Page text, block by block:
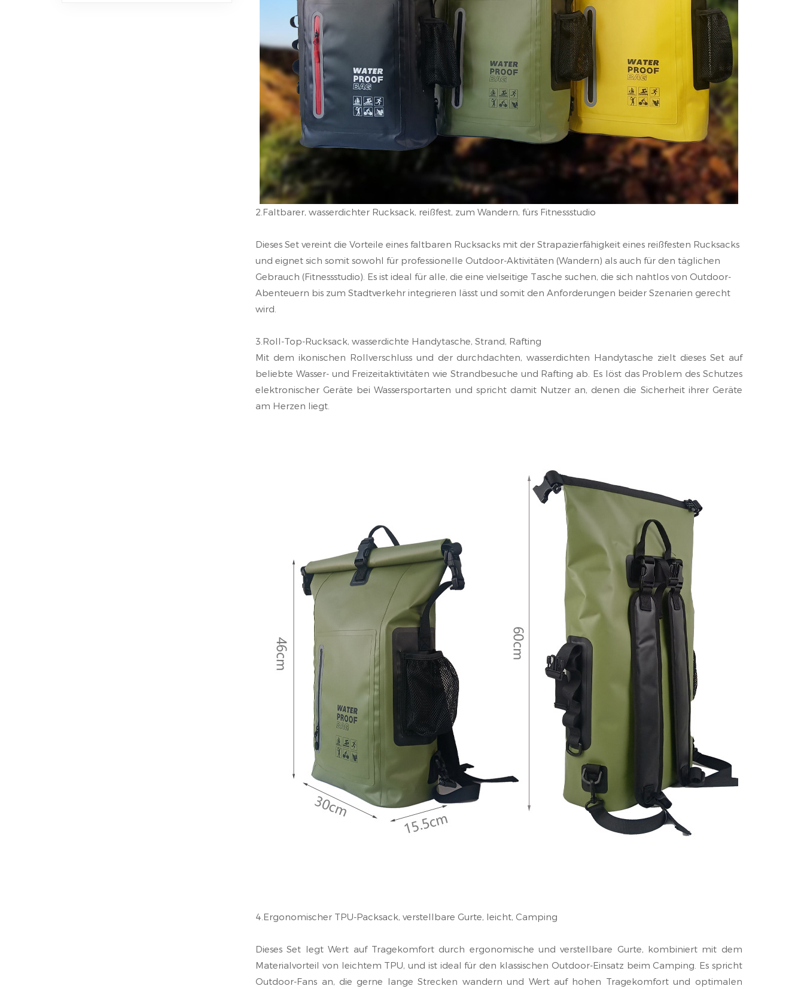
2.Faltbarer, wasserdichter Rucksack, reißfest, zum Wandern, fürs Fitnessstudio
Dieses Set vereint die Vorteile eines faltbaren Rucksacks mit der Strapazierfähigkeit eines reißfesten Rucksacks
und eignet sich somit sowohl für professionelle Outdoor-Aktivitäten (Wandern) als auch für den täglichen
Gebrauch (Fitnessstudio). Es ist ideal für alle, die eine vielseitige Tasche suchen, die sich nahtlos von Outdoor-
Abenteuern bis zum Stadtverkehr integrieren lässt und somit den Anforderungen beider Szenarien gerecht
wird.
3.Roll-Top-Rucksack, wasserdichte Handytasche, Strand, Rafting
Mit dem ikonischen Rollverschluss und der durchdachten, wasserdichten Handytasche zielt dieses Set auf
beliebte Wasser- und Freizeitaktivitäten wie Strandbesuche und Rafting ab. Es löst das Problem des Schutzes
elektronischer Geräte bei Wassersportarten und spricht damit Nutzer an, denen die Sicherheit ihrer Geräte
am Herzen liegt.
4.Ergonomischer TPU-Packsack, verstellbare Gurte, leicht, Camping
Dieses Set legt Wert auf Tragekomfort durch ergonomische und verstellbare Gurte, kombiniert mit dem
Materialvorteil von leichtem TPU, und ist ideal für den klassischen Outdoor-Einsatz beim Camping. Es spricht
Outdoor-Fans an, die gerne lange Strecken wandern und Wert auf hohen Tragekomfort und optimalen